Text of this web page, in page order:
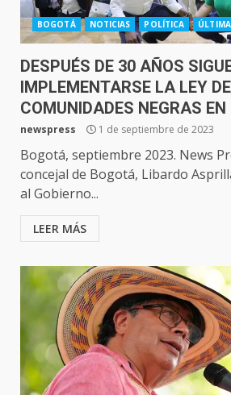
BOGOTÁ NOTICIAS POLÍTICA
DESPUÉS DE 30 AÑOS
IMPLEMENTARSE LA LEY DE
COMUNIDADES NEGRAS
newspress 1 de septiembre de 2023
Bogotá, septiembre 2023. News
concejal de Bogotá, Libardo
al Gobierno...
LEER MÁS